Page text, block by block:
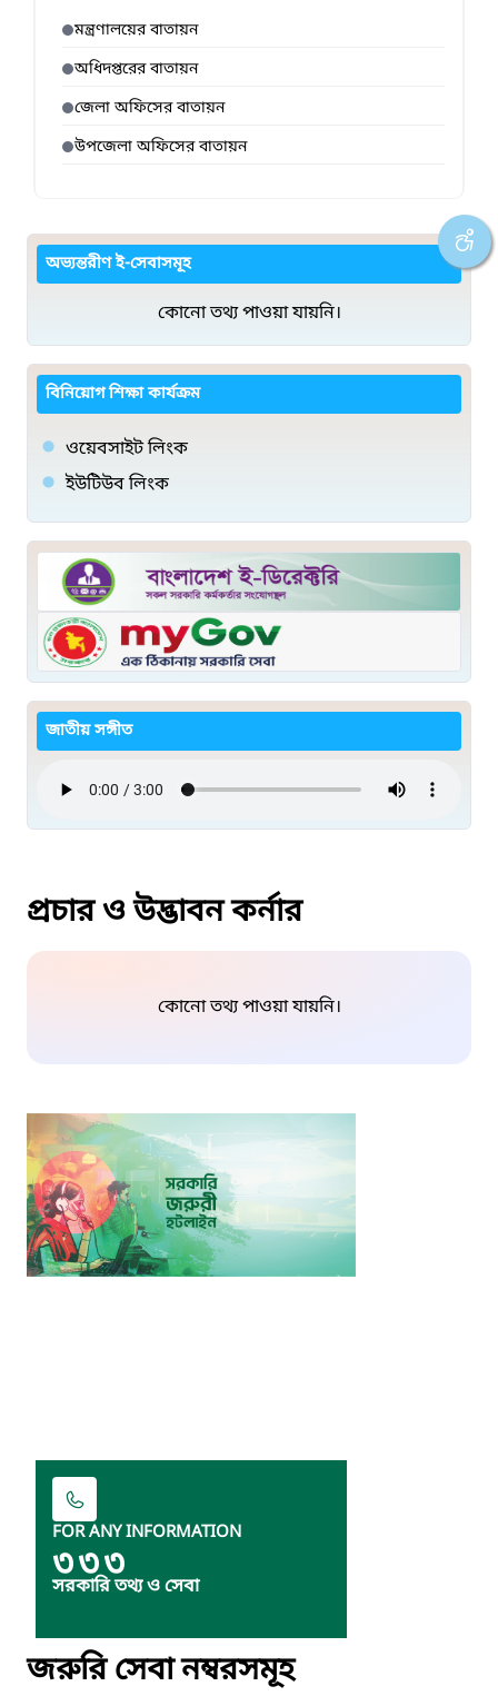
মন্ত্রণালয়ের বাতায়ন
অধিদপ্তরের বাতায়ন
জেলা অফিসের বাতায়ন
উপজেলা অফিসের বাতায়ন
অভ্যন্তরীণ ই-সেবাসমূহ
কোনো তথ্য পাওয়া যায়নি।
বিনিয়োগ শিক্ষা কার্যক্রম
ওয়েবসাইট লিংক
ইউটিউব লিংক
জাতীয় সঙ্গীত
প্রচার ও উদ্ভাবন কর্নার
কোনো তথ্য পাওয়া যায়নি।
FOR ANY INFORMATION
৩৩৩
সরকারি তথ্য ও সেবা
জরুরি সেবা নম্বরসমূহ